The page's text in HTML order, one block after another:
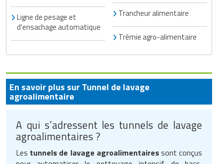
Ligne de pesage et
d'ensachage automatique
Trancheur alimentaire
Trémie agro-alimentaire
En savoir plus sur Tunnel de lavage
agroalimentaire
A qui s’adressent les tunnels de lavage
agroalimentaires ?
Les tunnels de lavage agroalimentairessont conçus